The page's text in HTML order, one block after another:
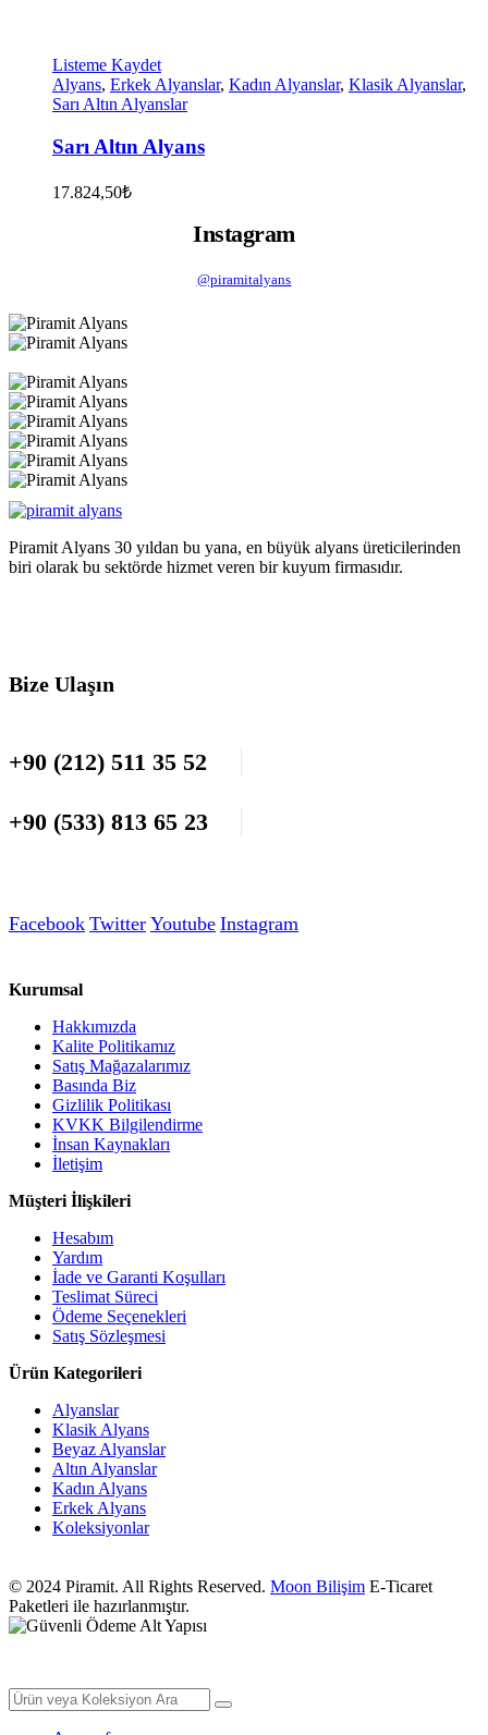
Listeme Kaydet
Alyans, Erkek Alyanslar, Kadın Alyanslar, Klasik Alyanslar,
Sarı Altın Alyanslar
Sarı Altın Alyans
17.824,50₺
Instagram
@piramitalyans
Piramit Alyans 30 yıldan bu yana, en büyük alyans üreticilerinden
biri olarak bu sektörde hizmet veren bir kuyum firmasıdır.
Bize Ulaşın
+90 (212) 511 35 52
+90 (533) 813 65 23
Facebook Twitter Youtube Instagram
Kurumsal
Hakkımızda
Kalite Politikamız
Satış Mağazalarımız
Basında Biz
Gizlilik Politikası
KVKK Bilgilendirme
İnsan Kaynakları
İletişim
Müşteri İlişkileri
Hesabım
Yardım
İade ve Garanti Koşulları
Teslimat Süreci
Ödeme Seçenekleri
Satış Sözleşmesi
Ürün Kategorileri
Alyanslar
Klasik Alyans
Beyaz Alyanslar
Altın Alyanslar
Kadın Alyans
Erkek Alyans
Koleksiyonlar
© 2024 Piramit. All Rights Reserved. Moon Bilişim E-Ticaret
Paketleri ile hazırlanmıştır.